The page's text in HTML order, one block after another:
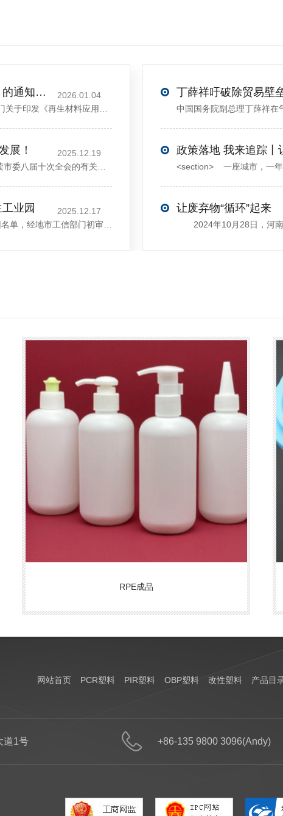
关于印发《再生材料应用推广行动方案》的通知(发改环资〔2025〕1681号)
2026.01.04
展！
2025.12.19
业园
2025.12.17
政策落地 我来追踪丨
让废弃物“循环”起来
RPE成品
网站首页 PCR塑料 PIR塑料 OBP塑料 改性塑料 产品目
道1号 +86-135 9800 3096(Andy)